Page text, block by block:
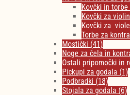
Kovčki in
Kovčki za
Kovčki za viole
Torbe za
Mostički (41)
Noge za čela in
Ostali pripomočki in
Pickupi za godala (1)
Podbradki (18)
Stojala za godala (6)